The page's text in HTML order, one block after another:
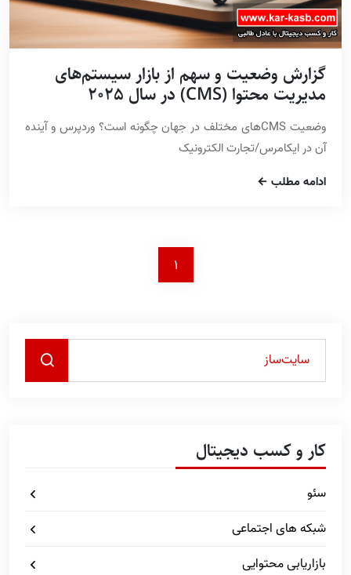
گزارش وضعیت و سهم از بازار سیستم‌های
مدیریت محتوا (CMS) در سال 2025
وضعیت CMSهای مختلف در جهان چگونه است؟ وردپرس و آینده
آن در ایکامرس/تجارت الکترونیک
ادامه مطلب
1
کار و کسب دیجیتال
سئو
شبکه های اجتماعی
بازاریابی محتوایی